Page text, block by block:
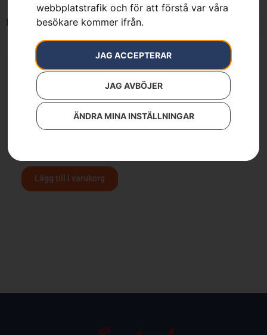
webbplatstrafik och för att förstå var våra
besökare kommer ifrån.
JAG ACCEPTERAR
JAG AVBÖJER
ÄNDRA MINA INSTÄLLNINGAR
Endast ett sökresultat
Lägg till i varukorg